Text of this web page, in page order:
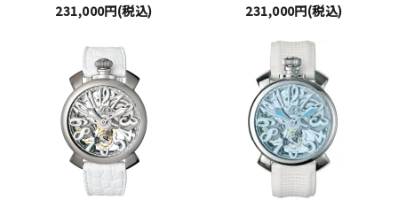
231,000円(税込)
231,000円(税込)